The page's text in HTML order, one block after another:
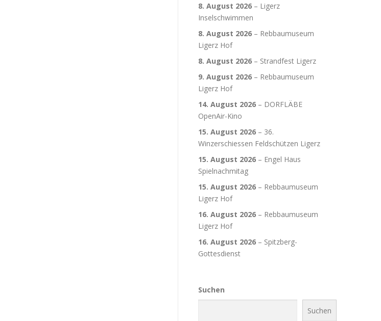
8. August 2026 – Ligerz
Inselschwimmen
8. August 2026 – Rebbaumuseum
Ligerz Hof
8. August 2026 – Strandfest Ligerz
9. August 2026 – Rebbaumuseum
Ligerz Hof
14. August 2026 – DORFLÄBE
OpenAir-Kino
15. August 2026 – 36.
Winzerschiessen Feldschützen Ligerz
15. August 2026 – Engel Haus
Spielnachmitag
15. August 2026 – Rebbaumuseum
Ligerz Hof
16. August 2026 – Rebbaumuseum
Ligerz Hof
16. August 2026 – Spitzberg-
Gottesdienst
Suchen
Suchen